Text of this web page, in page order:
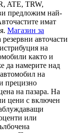
ATE, TRW,
предложим най-
имат
Магазин за
авточасти
на
както и
да намерите над
на
прецизно
на пазара. На
цени с включен
или